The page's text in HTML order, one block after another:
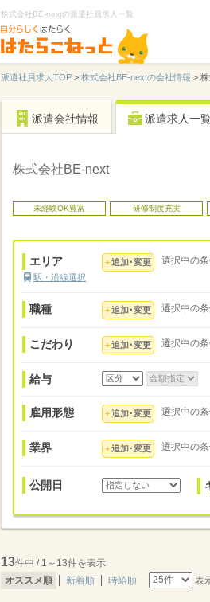
株式会社BE-nextの派遣社員求人一覧
派遣社員求人TOP > 株式会社BE-nextの会社情報 >
派遣会社情報 派遣求人一
株式会社BE-next
未経験OK豊富 研修制度充実
エリア
駅・沿線選択
追加･変更 選択中の
職種 追加･変更 選択中の
こだわり 追加･変更 選択中の
給与
雇用形態 追加･変更 選択中の
業界 追加･変更 選択中の
公開日
13件中 / 1～13件を表示
オススメ順
新着順 時給順 表